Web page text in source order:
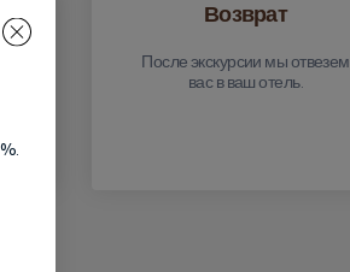
Возврат
После экскурсии мы отвезем
вас в ваш отель.